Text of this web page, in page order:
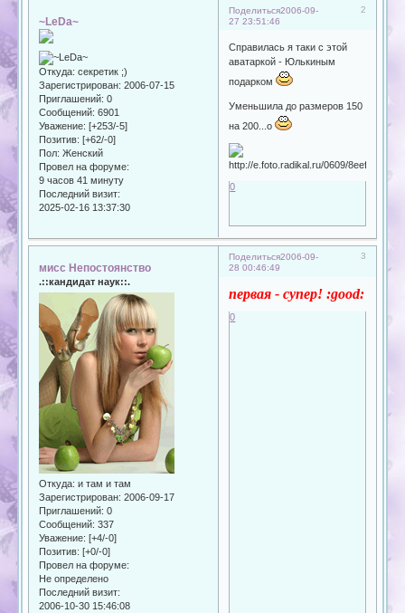
Поделиться 2
2006-09-
27 23:51:46
~LeDa~
Откуда: секретик ;)
Зарегистрирован: 2006-07-15
Приглашений: 0
Сообщений: 6901
Уважение: [+253/-5]
Позитив: [+62/-0]
Пол: Женский
Провел на форуме:
9 часов 41 минуту
Последний визит:
2025-02-16 13:37:30
Справилась я таки с этой
аватаркой - Юлькиным
подарком
Уменьшила до размеров 150
на 200...о
0
Поделиться 3
2006-09-
28 00:46:49
мисс Непостоянство
.::кандидат наук::.
Откуда: и там и там
Зарегистрирован: 2006-09-17
Приглашений: 0
Сообщений: 337
Уважение: [+4/-0]
Позитив: [+0/-0]
Провел на форуме:
Не определено
Последний визит:
2006-10-30 15:46:08
первая - супер! :good:
0